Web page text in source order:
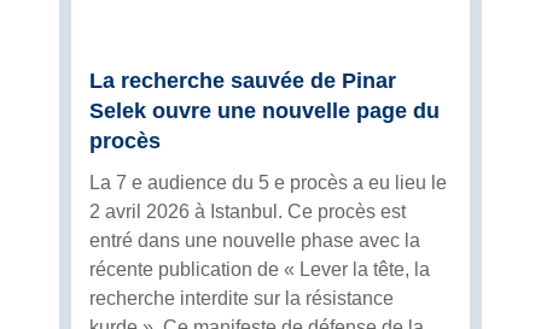
La recherche sauvée de Pinar
Selek ouvre une nouvelle page du
procès
La 7 e audience du 5 e procès a eu lieu le
2 avril 2026 à Istanbul. Ce procès est
entré dans une nouvelle phase avec la
récente publication de « Lever la tête, la
recherche interdite sur la résistance